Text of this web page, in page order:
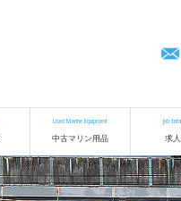
Used Marine Equipment
中古マリン用品
Job
求